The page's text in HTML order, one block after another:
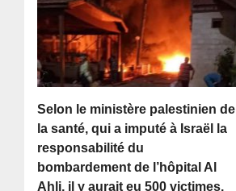
Selon le ministère palestinien de
la santé, qui a imputé à Israël la
responsabilité du
bombardement de l’hôpital Al
Ahli, il y aurait eu 500 victimes.